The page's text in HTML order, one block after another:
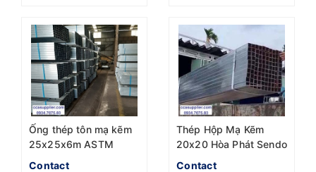
Ống thép tôn mạ kẽm
25x25x6m ASTM
A500
Contact
Thép Hộp Mạ Kẽm
20x20 Hòa Phát Sendo
Contact